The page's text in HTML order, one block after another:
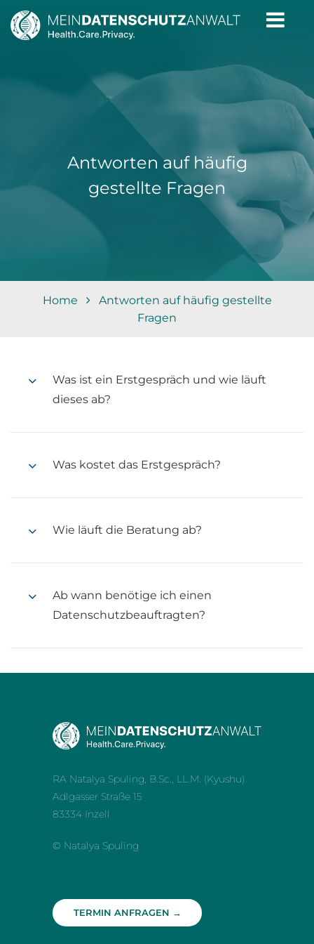
Kontakt
Antworten auf häufig
gestellte Fragen
Home
Antworten auf häufig gestellte
Fragen
Was ist ein Erstgespräch und wie läuft
dieses ab?
Was kostet das Erstgespräch?
Wie läuft die Beratung ab?
Ab wann benötige ich einen
Datenschutzbeauftragten?
RA Natalya Spuling, B.Sc., LL.M. (Kyushu)
Adlgasser Straße 15
83334 Inzell
© Natalya Spuling
TERMIN ANFRAGEN →